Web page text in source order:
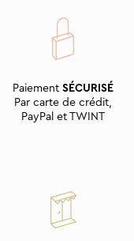
Paiement SÉCURISÉ
Par carte de crédit,
PayPal et TWINT